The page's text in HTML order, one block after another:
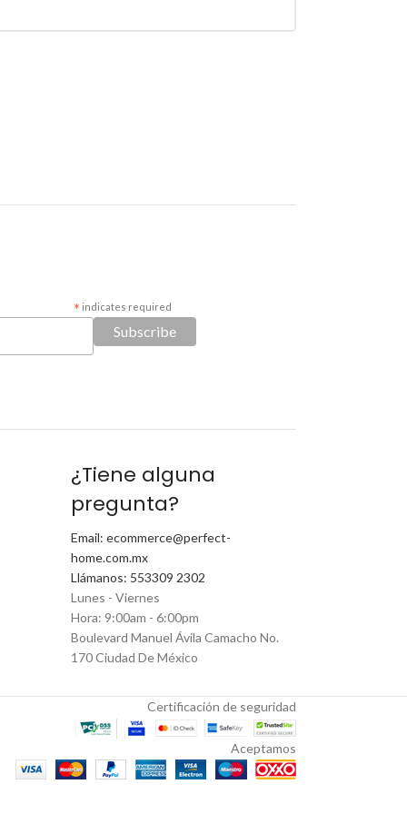
* indicates required
¿Tiene alguna
pregunta?
Email: ecommerce@perfect-
home.com.mx
Llámanos: 553309 2302
Lunes - Viernes
Hora: 9:00am - 6:00pm
Boulevard Manuel Ávila Camacho No.
170 Ciudad De México
Certificación de seguridad
Aceptamos